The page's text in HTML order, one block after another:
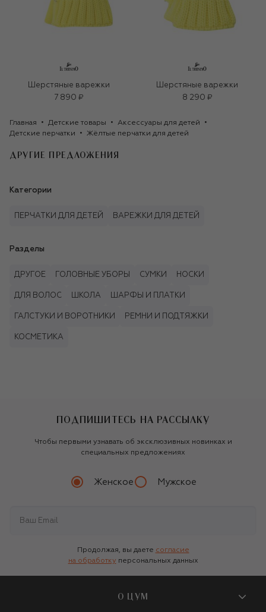
Шерстяные варежки
7 890 ₽
Шерстяные варежки
8 290 ₽
Главная Детские товары
Аксессуары для детей
Детские перчатки
Жёлтые перчатки для детей
ДРУГИЕ ПРЕДЛОЖЕНИЯ
Категории
ПЕРЧАТКИ ДЛЯ ДЕТЕЙ ВАРЕЖКИ ДЛЯ ДЕТЕЙ
Разделы
ДРУГОЕ ГОЛОВНЫЕ УБОРЫ СУМКИ НОСКИ
ДЛЯ ВОЛОС ШКОЛА ШАРФЫ И ПЛАТКИ
ГАЛСТУКИ И ВОРОТНИКИ РЕМНИ И ПОДТЯЖКИ
КОСМЕТИКА
ПОДПИШИТЕСЬ НА РАССЫЛКУ
Чтобы первыми узнавать об эксклюзивных новинках и
специальных предложениях
Женское Мужское
Продолжая, вы даете согласие
на обработку персональных данных
О ЦУМ